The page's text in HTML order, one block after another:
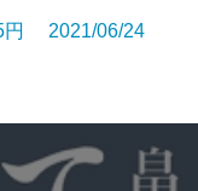
円 2021/06/24